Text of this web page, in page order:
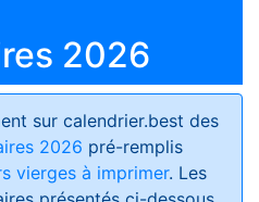
2026
sur calendrier.best des
2026 pré-remplis
vierges à imprimer. Les